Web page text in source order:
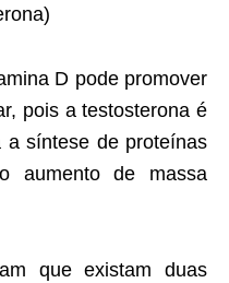
D pode promover
pois a testosterona é
a síntese de proteínas
aumento de massa
que existam duas